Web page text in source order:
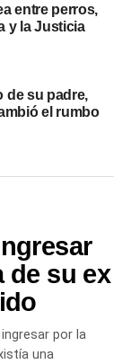
entre perros,
y la Justicia
de su padre,
el rumbo
de su ex
por la
una